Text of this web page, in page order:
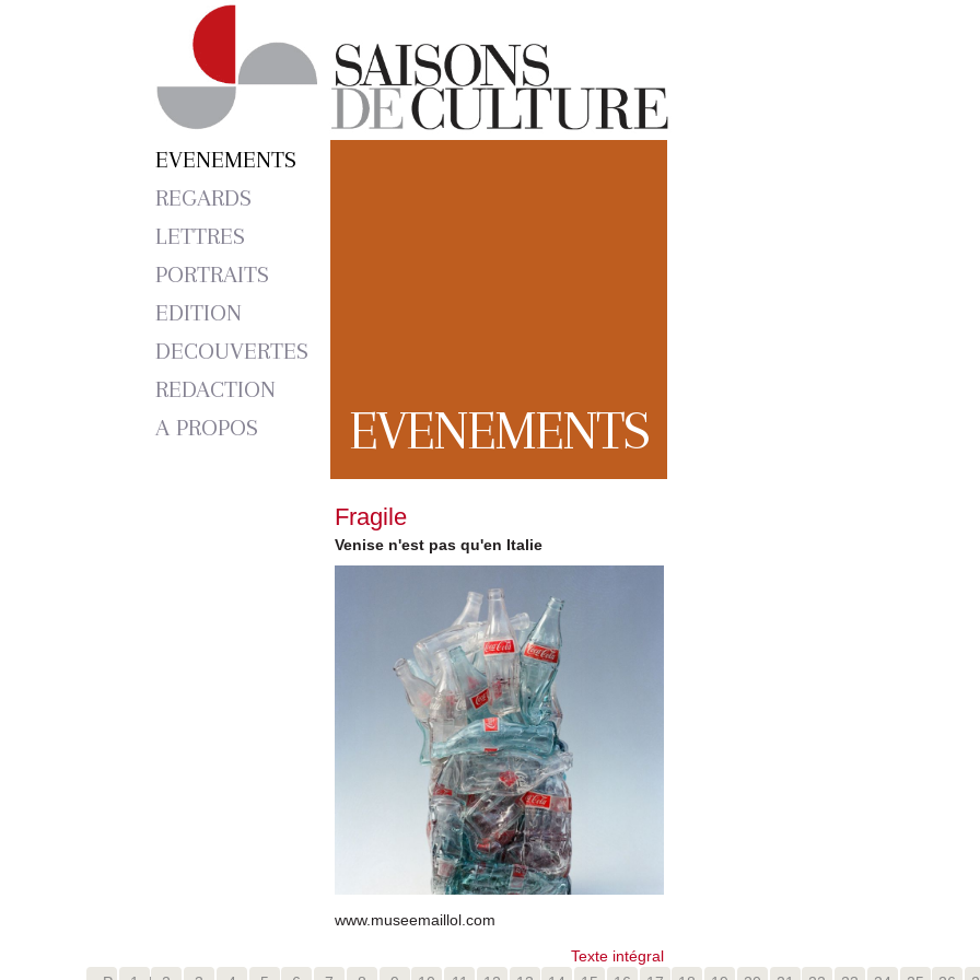
EVENEMENTS
REGARDS
LETTRES
PORTRAITS
EDITION
DECOUVERTES
REDACTION
A PROPOS
EVENEMENTS
Fragile
Venise n'est pas qu'en Italie
www.museemaillol.com
Texte intégral